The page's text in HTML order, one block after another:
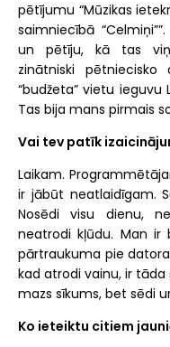
pētījumu “Mūzikas
saimniecībā
un pētīju, kā tas
zinātniski
“budžeta” vietu ieguvu
Tas bija mans pirmais
Vai tev patīk
Laikam.
ir jābūt neatlaidīgam.
Nosēdi visu dienu,
neatrodi kļūdu. Man ir
pārtraukuma pie
kad atrodi vainu, ir tāda
mazs sīkums, bet sēdi
Ko ieteiktu citiem